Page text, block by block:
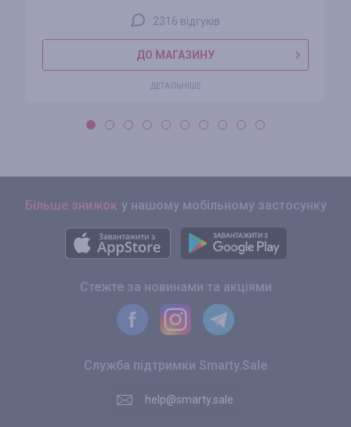
2316 відгуків
ДО МАГАЗИНУ
ДЕТАЛЬНІШЕ
Більше знижок у нашому мобільному застосунку
Стежте за новинами та акціями
Служба підтримки Smarty.Sale
help@smarty.sale